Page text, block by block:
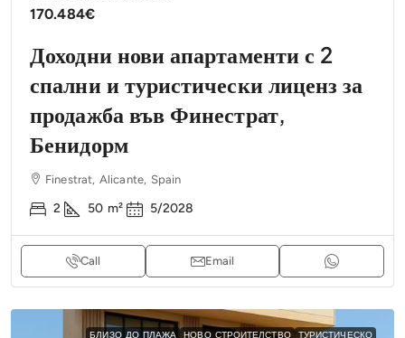
170.484€
Доходни нови апартаменти с 2
спални и туристически лиценз за
продажба във Финестрат,
Бенидорм
Finestrat, Alicante, Spain
2 50 m² 5/2028
Call Email
БЛИЗО ДО ПЛАЖА НОВО СТРОИТЕЛСТВО ТУРИСТИЧЕСКО